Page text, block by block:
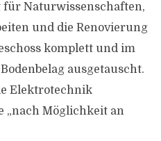
Naturwissenschaften,
und die Renovierung
komplett und im
ausgetauscht.
Elektrotechnik
„nach Möglichkeit an